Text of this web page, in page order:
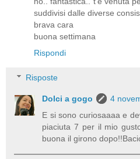
suddivisi dalle diverse
brava cara
buona settimana
Rispondi
Risposte
Dolci a gogo
4
E si sono curiosaaaa e
piaciuta 7 per il mio
buona il girono